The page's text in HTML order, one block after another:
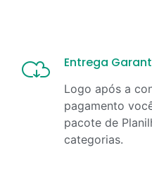
Entrega
Logo após a
pagamento
pacote de
categorias.